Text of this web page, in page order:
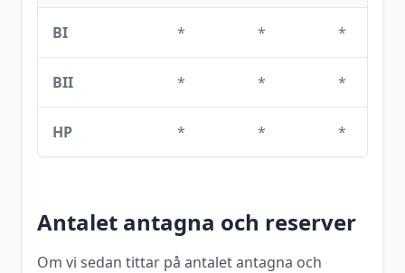
BI * * *
BII * * *
HP * * *
Antalet antagna och reserver
Om vi sedan tittar på antalet antagna och